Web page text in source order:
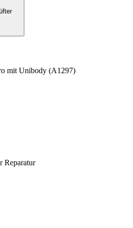
mit Unibody (A1297)
Reparatur